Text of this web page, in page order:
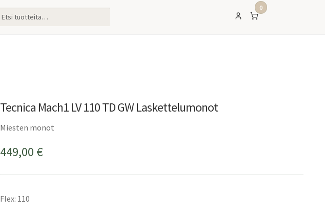
0
Tecnica Mach1 LV 110 TD GW Laskettelumonot
Miesten monot
449,00 €
Flex: 110